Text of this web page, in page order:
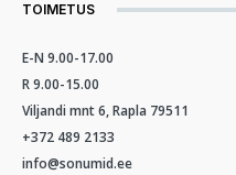
TOIMETUS
E-N 9.00-17.00
R 9.00-15.00
Viljandi mnt 6, Rapla 79511
+372 489 2133
info@sonumid.ee